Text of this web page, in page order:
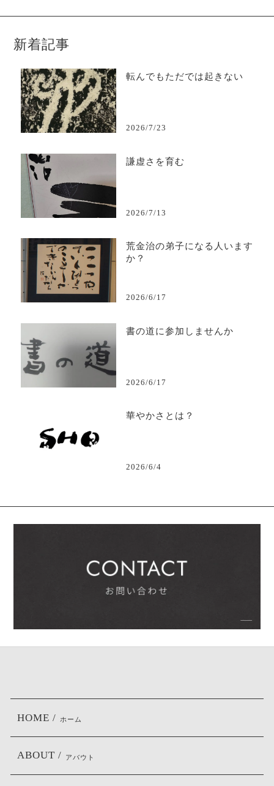
新着記事
転んでもただでは起きない
2026/7/23
謙虚さを育む
2026/7/13
荒金治の弟子になる人います
か？
2026/6/17
書の道に参加しませんか
2026/6/17
華やかさとは？
2026/6/4
HOME / ホーム
ABOUT / アバウト